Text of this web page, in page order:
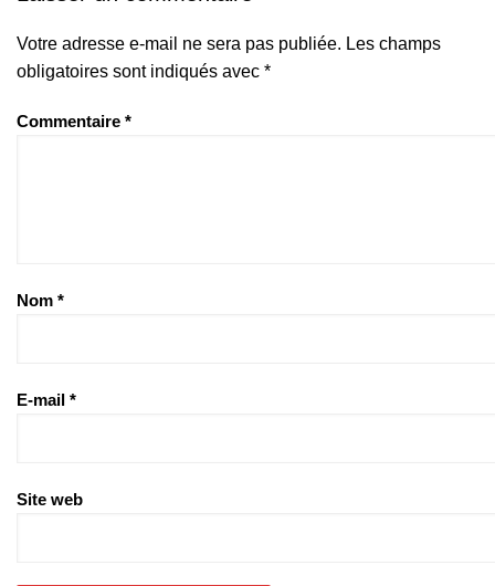
Votre adresse e-mail ne sera pas publiée. Les champs
obligatoires sont indiqués avec *
Commentaire *
Nom *
E-mail *
Site web